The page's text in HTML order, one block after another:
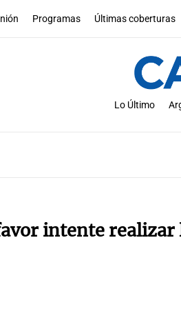
Programas Últimas coberturas
Lo Último
intente realizar